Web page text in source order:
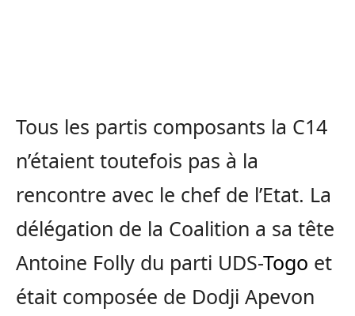
Tous les partis composants la C14
n’étaient toutefois pas à la
rencontre avec le chef de l’Etat. La
délégation de la Coalition a sa tête
Antoine Folly du parti UDS-Togo et
était composée de Dodji Apevon